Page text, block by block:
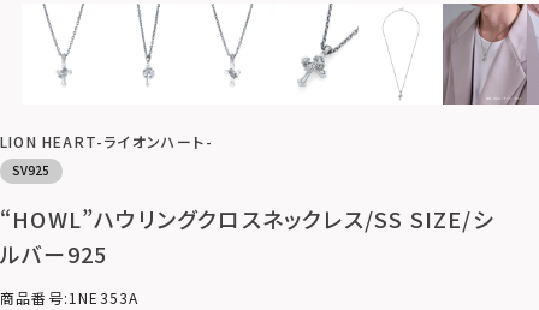
LION HEART-ライオンハート-
SV925
“HOWL”ハウリングクロスネックレス/SS SIZE/シ
ルバー925
商品番号 1NE353A